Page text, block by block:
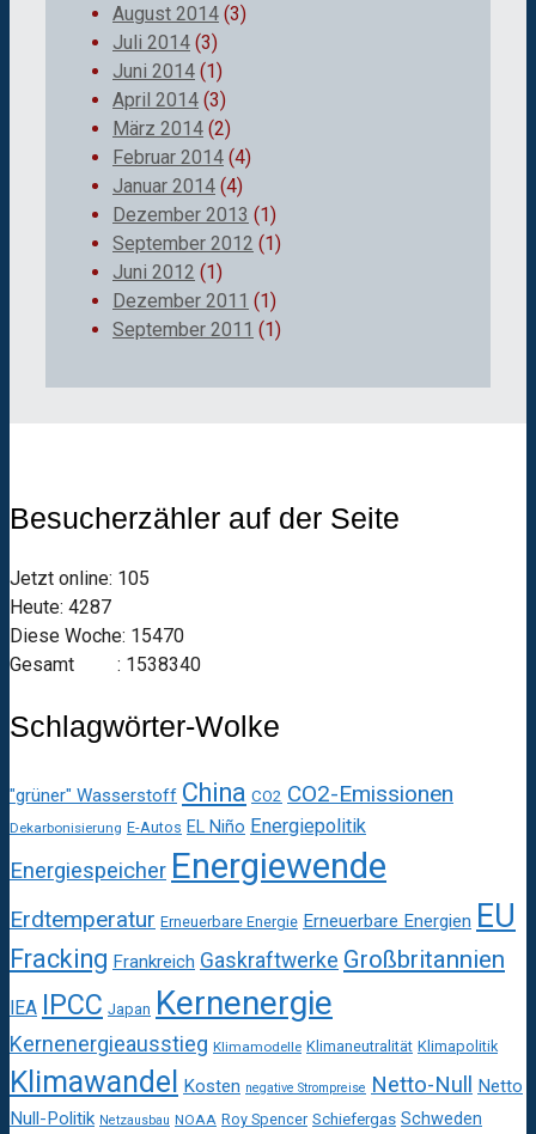
August 2014 (3)
Juli 2014 (3)
Juni 2014 (1)
April 2014 (3)
März 2014 (2)
Februar 2014 (4)
Januar 2014 (4)
Dezember 2013 (1)
September 2012 (1)
Juni 2012 (1)
Dezember 2011 (1)
September 2011 (1)
Besucherzähler auf der Seite
Jetzt online: 105
Heute: 4287
Diese Woche: 15470
Gesamt : 1538340
Schlagwörter-Wolke
"grüner" Wasserstoff China CO2 CO2-Emissionen
Dekarbonisierung E-Autos EL Niño Energiepolitik
Energiespeicher Energiewende
Erdtemperatur Erneuerbare Energie Erneuerbare Energien EU
Fracking Frankreich Gaskraftwerke Großbritannien
IEA IPCC Japan Kernenergie
Kernenergieausstieg Klimamodelle Klimaneutralität Klimapolitik
Klimawandel Kosten negative Strompreise Netto-Null
Netto
Null-Politik Netzausbau NOAA Roy Spencer Schiefergas Schweden